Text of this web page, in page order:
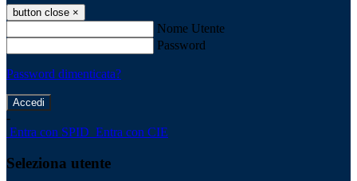
button close ×
Nome Utente
Password
Password dimenticata?
-
Entra con SPID Entra con CIE
Seleziona utente